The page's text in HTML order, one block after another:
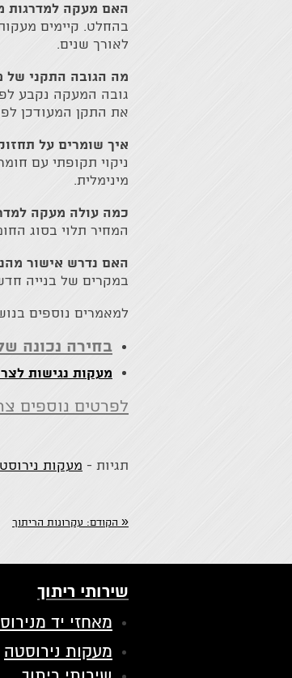
האם מעקה למדרגות
בהחלט. קיימים
לאורך שנים.
מה הגובה התקני של
את התקן המעודכן
איך שומרים על
ניקוי תקופתי עם
מינימלית.
כמה עולה מעקה
המחיר תלוי בסוג
האם נדרש אישור
במקרים של בנייה
למאמרים נוספים
בחירה נכונה
מעקות נגישות
לפרטים נוספים
תגיות - מעקות
« הקודם: ​עקרונות הריתוך
שירותי ריתוך
מאחזי יד
מעקות נירוסטה